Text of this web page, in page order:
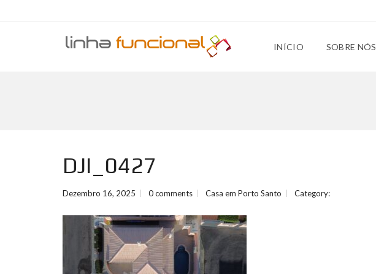
INÍCIO SOBRE NÓS
DJI_0427
Dezembro 16, 2025 0 comments Casa em Porto Santo Category: